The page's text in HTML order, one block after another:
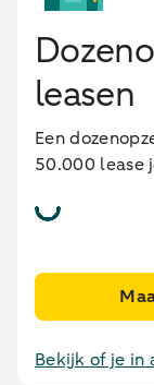
leasen
Een
50.000 lease
Bekijk of je in